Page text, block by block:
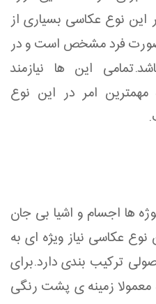
این نوع عکاسی بسیاری از
صورت فرد مشخص است و در
این ها نیازمند
امر در این نوع
ها اجسام و اشیا بی جان
عکاسی نیاز ویژه ای به
ترکیب بندی دارد.برای
زمینه ی پشت رنگی